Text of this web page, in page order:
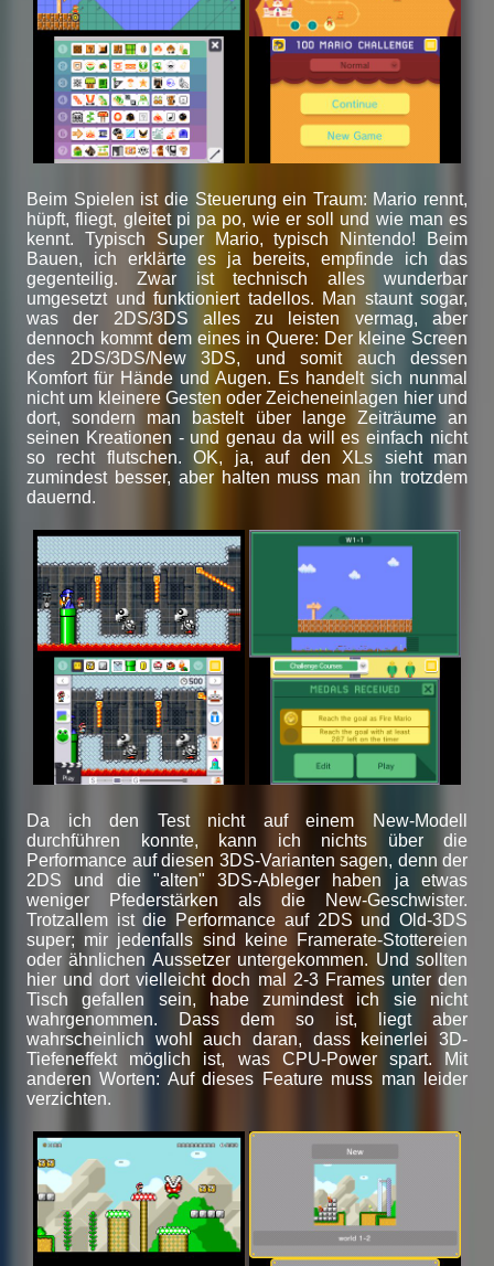
Beim Spielen ist die Steuerung ein Traum: Mario rennt,
hüpft, fliegt, gleitet pi pa po, wie er soll und wie man es
kennt. Typisch Super Mario, typisch Nintendo! Beim
Bauen, ich erklärte es ja bereits, empfinde ich das
gegenteilig. Zwar ist technisch alles wunderbar
umgesetzt und funktioniert tadellos. Man staunt sogar,
was der 2DS/3DS alles zu leisten vermag, aber
dennoch kommt dem eines in Quere: Der kleine Screen
des 2DS/3DS/New 3DS, und somit auch dessen
Komfort für Hände und Augen. Es handelt sich nunmal
nicht um kleinere Gesten oder Zeicheneinlagen hier und
dort, sondern man bastelt über lange Zeiträume an
seinen Kreationen - und genau da will es einfach nicht
so recht flutschen. OK, ja, auf den XLs sieht man
zumindest besser, aber halten muss man ihn trotzdem
dauernd.
Da ich den Test nicht auf einem New-Modell
durchführen konnte, kann ich nichts über die
Performance auf diesen 3DS-Varianten sagen, denn der
2DS und die "alten" 3DS-Ableger haben ja etwas
weniger Pfederstärken als die New-Geschwister.
Trotzallem ist die Performance auf 2DS und Old-3DS
super; mir jedenfalls sind keine Framerate-Stottereien
oder ähnlichen Aussetzer untergekommen. Und sollten
hier und dort vielleicht doch mal 2-3 Frames unter den
Tisch gefallen sein, habe zumindest ich sie nicht
wahrgenommen. Dass dem so ist, liegt aber
wahrscheinlich wohl auch daran, dass keinerlei 3D-
Tiefeneffekt möglich ist, was CPU-Power spart. Mit
anderen Worten: Auf dieses Feature muss man leider
verzichten.